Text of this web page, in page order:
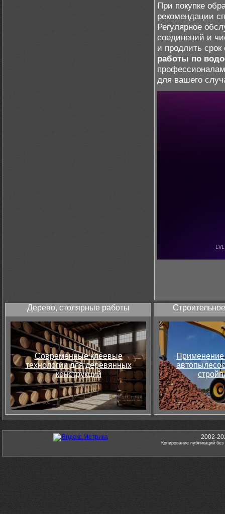
При покупке
рекомендации
Регулярное
соединений и
и продлить
работы по
для вашего
Дерево, столярные работы
Современные клеевые
технологии для деревянных
конструкций
Применение
2002-
Копирование публикаций